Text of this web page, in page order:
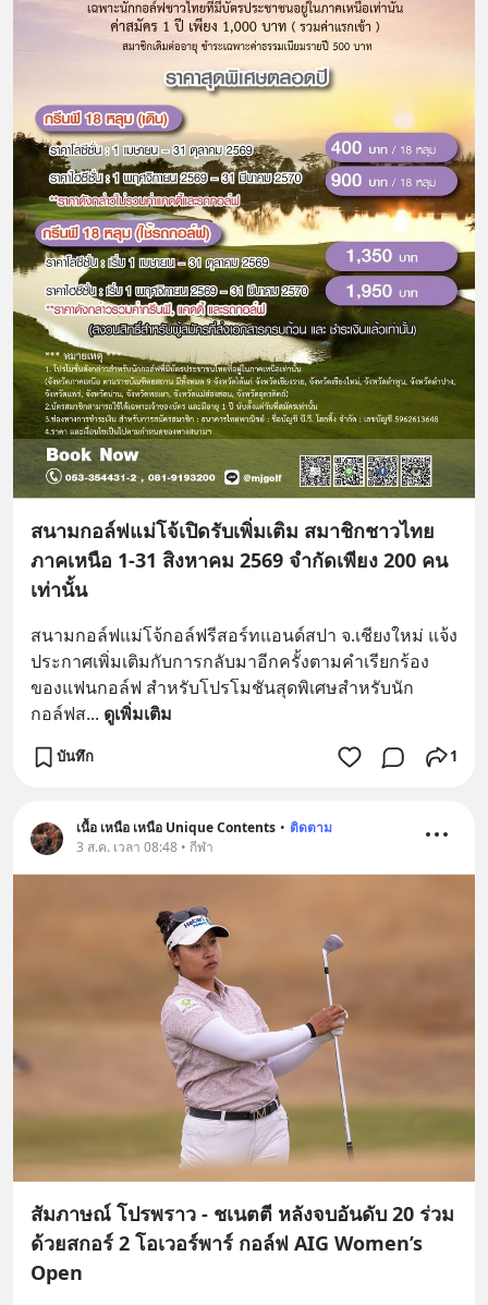
สนามกอล์ฟแม่โจ้เปิดรับเพิ่มเติม สมาชิกชาวไทย
ภาคเหนือ 1-31 สิงหาคม 2569 จำกัดเพียง 200 คน
เท่านั้น
สนามกอล์ฟแม่โจ้กอล์ฟรีสอร์ทแอนด์สปา จ.เชียงใหม่ แจ้ง
ประกาศเพิ่มเติมกับการกลับมาอีกครั้งตามคำเรียกร้อง
ของแฟนกอล์ฟ สำหรับโปรโมชันสุดพิเศษสำหรับนัก
กอล์ฟส... ดูเพิ่มเติม
บันทึก 1
เนื้อ เหนือ เหนือ Unique Contents • ติดตาม
3 ส.ค. เวลา 08:48 • กีฬา
สัมภาษณ์ โปรพราว - ชเนตตี หลังจบอันดับ 20 ร่วม
ด้วยสกอร์ 2 โอเวอร์พาร์ กอล์ฟ AIG Women’s
Open